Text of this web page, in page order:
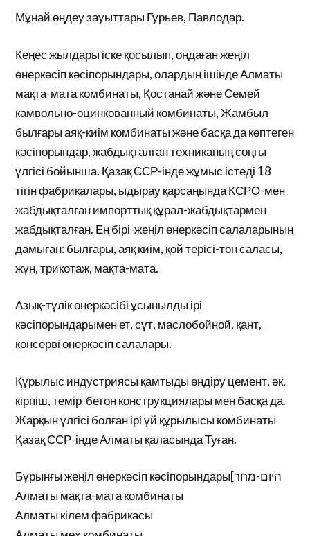
Мұнай өңдеу зауыттары Гурьев, Павлодар.
Кеңес жылдары іске қосылып, ондаған жеңіл
өнеркәсіп кәсіпорындары, олардың ішінде Алматы
мақта-мата комбинаты, Қостанай және Семей
камвольно-оцинкованный комбинаты, Жамбыл
былғары аяқ-киім комбинаты және басқа да көптеген
кәсіпорындар, жабдықталған техниканың соңғы
үлгісі бойынша. Қазақ ССР-інде жұмыс істеді 18
тігін фабрикалары, ыдырау қарсаңында КСРО-мен
жабдықталған импорттық құрал-жабдықтармен
жабдықталған. Ең бірі-жеңіл өнеркәсіп салаларының
дамыған: былғары, аяқ киім, қой терісі-тон саласы,
жүн, трикотаж, мақта-мата.
Азық-түлік өнеркәсібі ұсынылды ірі
кәсіпорындарымен ет, сүт, маслобойной, қант,
консерві өнеркәсіп салалары.
Құрылыс индустриясы қамтыды өндіру цемент, әк,
кірпіш, темір-бетон конструкциялары мен басқа да.
Жарқын үлгісі болған ірі үй құрылысы комбинаты
Қазақ ССР-інде Алматы қаласында Туған.
Бұрынғы жеңіл өнеркәсіп кәсіпорындары[היום-מחר
Алматы мақта-мата комбинаты
Алматы кілем фабрикасы